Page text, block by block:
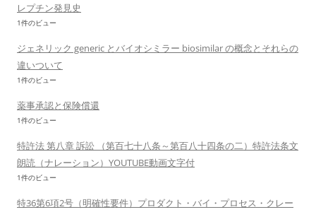
レプチン発見史
1件のビュー
ジェネリック generic とバイオシミラー biosimilar の概念とそれらの
違いついて
1件のビュー
薬事承認と保険償還
1件のビュー
特許法 第八章 訴訟 （第百七十八条～第百八十四条の二）特許法条文
朗読（ナレーション）YOUTUBE動画文字付
1件のビュー
特36第6項2号（明確性要件）プロダクト・バイ・プロセス・クレー